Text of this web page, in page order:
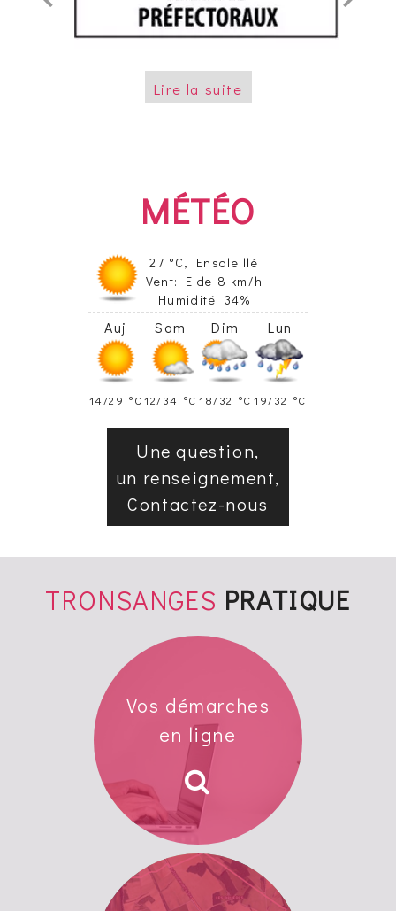
MÉTÉO
27 °C, Ensoleillé
Vent: E de 8 km/h
Humidité: 34%
Auj
14/29 °C
Sam
12/34 °C
Dim
18/32 °C
Lun
19/32 °C
Une question,
un renseignement,
Contactez-nous
TRONSANGES PRATIQUE
Vos démarches
en ligne